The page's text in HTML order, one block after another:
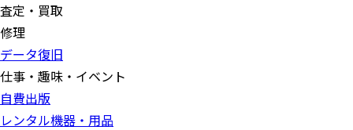
査定・買取
修理
データ復旧
仕事・趣味・イベント
自費出版
レンタル機器・用品